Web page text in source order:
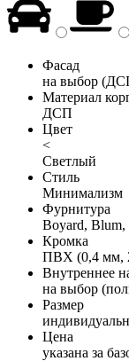
Фасад
на выбор
Материал
ДСП
Цвет
<
Светлый
Стиль
Минимализм
Фурнитура
Boyard, Blum,
Кромка
ПВХ (0,4 мм,
Внутреннее
на выбор
Размер
Цена
указана за